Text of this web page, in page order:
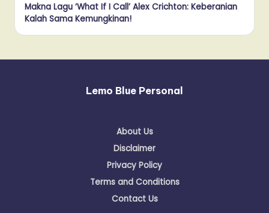
Makna Lagu ‘What If I Call’ Alex Crichton: Keberanian
Kalah Sama Kemungkinan!
Lemo Blue Personal
About Us
Disclaimer
Privacy Policy
Terms and Conditions
Contact Us